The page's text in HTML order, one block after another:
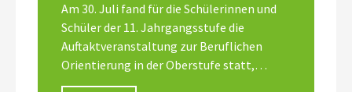
Am 30. Juli fand für die Schülerinnen und
Schüler der 11. Jahrgangsstufe die
Auftaktveranstaltung zur Beruflichen
Orientierung in der Oberstufe statt,…